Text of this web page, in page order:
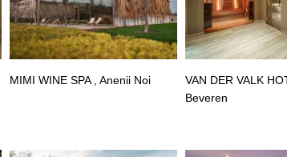
MIMI WINE SPA , Anenii Noi
VAN DER VALK
Beveren